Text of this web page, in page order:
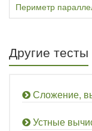
Периметр
Другие тесты
Сложение,
Устные